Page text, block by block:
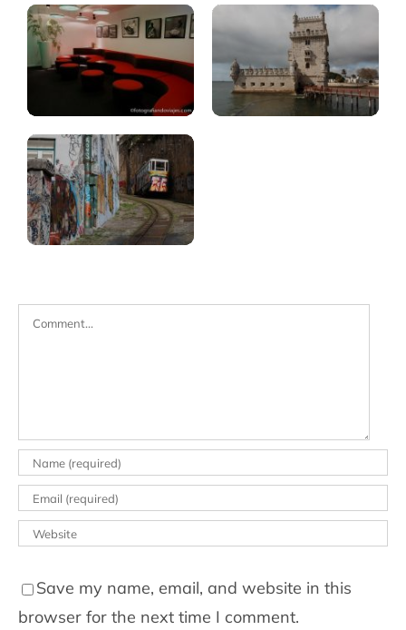
Comment
Save my name, email, and website in this
browser for the next time I comment.